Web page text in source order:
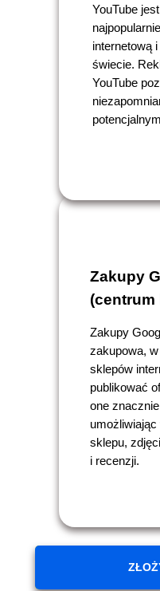
Zakupy
(centrum
Zakupy
zakupowa,
sklepów
publikować
one
sklepu,
i recenzji.
YouTube
internetową
świecie.
YouTube